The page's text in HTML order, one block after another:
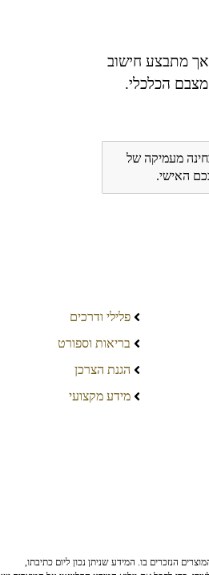
אך מתבצע חישוב
הכלכלי.
מעמיקה של
האישי.
פלילי ודרכים
בריאות וספורט
הגנת הצרכן
מידע מקצועי
הנזכרים בו. המידע שניתן נכון ליום כתיבתו,